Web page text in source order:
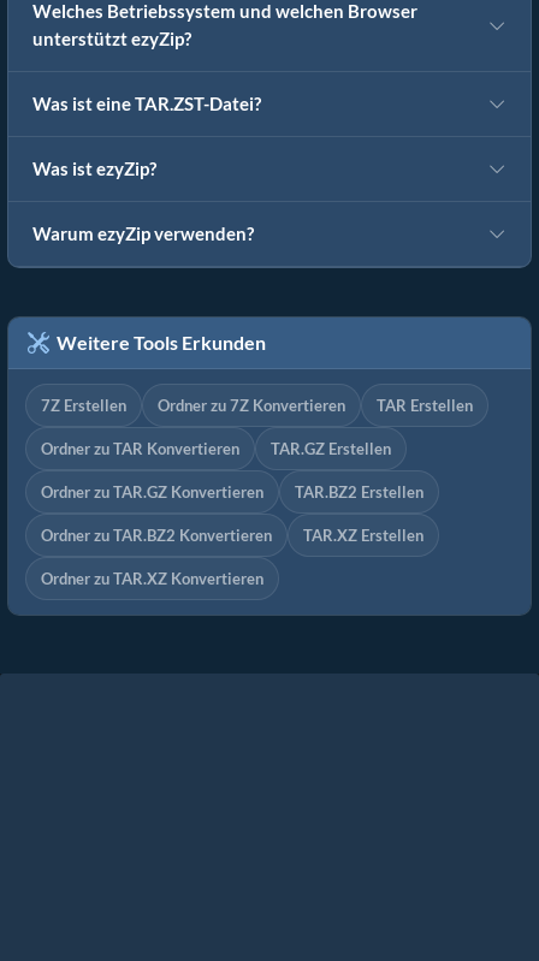
Welches Betriebssystem und welchen Browser
unterstützt ezyZip?
Was ist eine TAR.ZST-Datei?
Was ist ezyZip?
Warum ezyZip verwenden?
Weitere Tools Erkunden
7Z Erstellen Ordner zu 7Z Konvertieren TAR Erstellen
Ordner zu TAR Konvertieren TAR.GZ Erstellen
Ordner zu TAR.GZ Konvertieren TAR.BZ2 Erstellen
Ordner zu TAR.BZ2 Konvertieren TAR.XZ Erstellen
Ordner zu TAR.XZ Konvertieren